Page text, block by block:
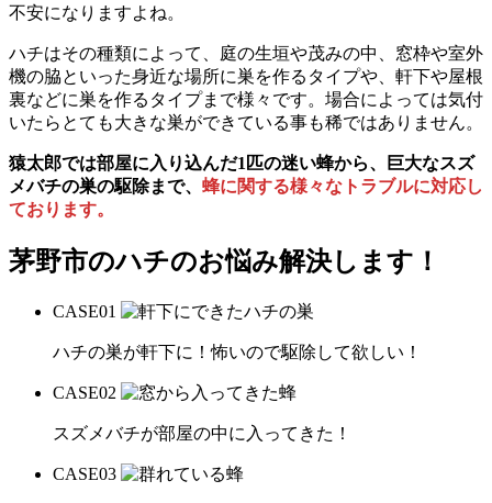
不安になりますよね。
ハチはその種類によって、庭の生垣や茂みの中、窓枠や室外
機の脇といった身近な場所に巣を作るタイプや、軒下や屋根
裏などに巣を作るタイプまで様々です。場合によっては気付
いたらとても大きな巣ができている事も稀ではありません。
猿太郎では部屋に入り込んだ1匹の迷い蜂から、巨大なスズ
メバチの巣の駆除まで、 蜂に関する様々なトラブルに対応し
ております。
茅野市のハチのお悩み解決します！
CASE01
ハチの巣が軒下に！怖いので駆除して欲しい！
CASE02
スズメバチが部屋の中に入ってきた！
CASE03